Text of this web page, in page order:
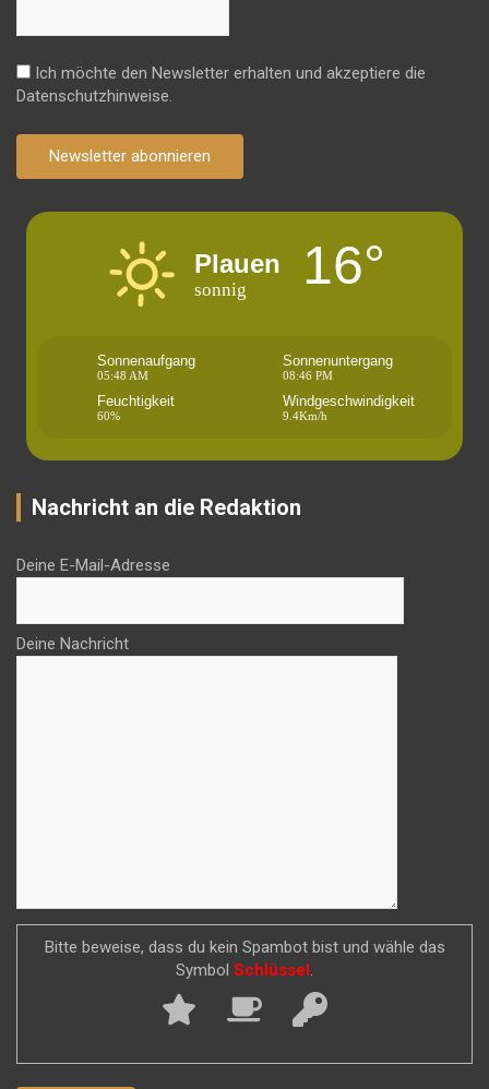
Ich möchte den Newsletter erhalten und akzeptiere die
Datenschutzhinweise.
Newsletter abonnieren
Plauen
sonnig 16°
Sonnenaufgang
05:48 AM
Sonnenuntergang
08:46 PM
Feuchtigkeit
60%
Windgeschwindigkeit
9.4Km/h
Nachricht an die Redaktion
Deine E-Mail-Adresse
Deine Nachricht
Bitte beweise, dass du kein Spambot bist und wähle das
Symbol Schlüssel.